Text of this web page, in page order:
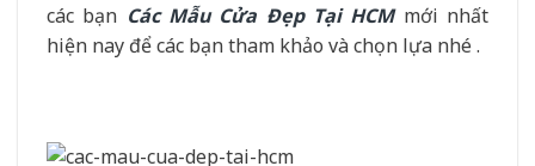
các bạn Các Mẫu Cửa Đẹp Tại HCMmới nhất
hiện nay để các bạn tham khảo và chọn lựa nhé .